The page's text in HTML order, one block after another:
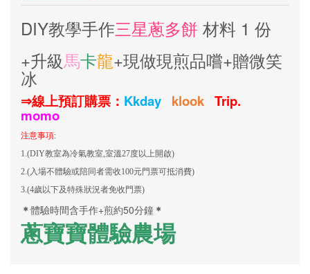
DIY教學手作三星蔥多餅 材料 1 份
+升級馬卡龍+現做現煎品嚐+贈微笑
冰
⇒線上預訂購票： Kkday klook Trip.
momo
注意事項:
1.(DIY教室為冷氣教室,室溫27度以上開啟)
2.(入場不體驗或陪同者需收100元門票可抵消費)
3.(4歲以下及特殊狀況者免收門票)
＊ 體驗時間含手作+煎約50分鐘 ＊
蔥寶寶體驗農場